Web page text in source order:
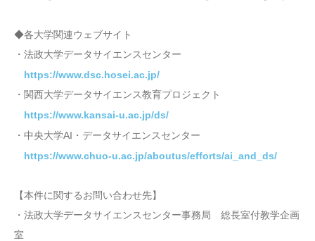
◆各大学関連ウェブサイト
・法政大学データサイエンスセンター
https://www.dsc.hosei.ac.jp/
・関西大学データサイエンス教育プロジェクト
https://www.kansai-u.ac.jp/ds/
・中央大学AI・データサイエンスセンター
https://www.chuo-u.ac.jp/aboutus/efforts/ai_and_ds/
【本件に関するお問い合わせ先】
・法政大学データサイエンスセンター事務局 総長室付教学企画
室